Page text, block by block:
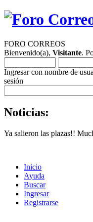
FORO CORREOS
Bienvenido(a), Visitante.
Ingresar con nombre de
sesión
Noticias:
Ya salieron las plazas!!
Inicio
Ayuda
Buscar
Ingresar
Registrarse